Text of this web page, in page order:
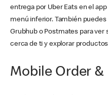
entrega por Uber Eats en el
menú inferior. También
Grubhub o Postmates para ver
cerca de ti y explorar
Mobile Order &